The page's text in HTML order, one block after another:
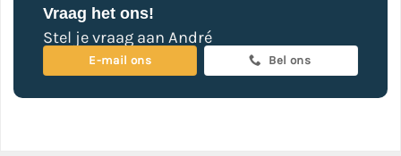
Vraag het ons!
Stel je vraag aan André
E-mail ons Bel ons